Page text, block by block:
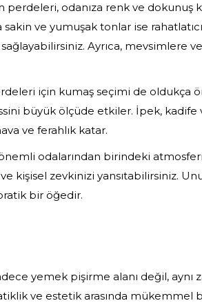
perdeleri, odanıza renk ve
ve yumuşak tonlar ise
sağlayabilirsiniz. Ayrıca,
için kumaş seçimi de oldukça
büyük ölçüde etkiler. İpek,
ve ferahlık katar.
odalarından birindeki
kişisel zevkinizi yansıtabilirsiniz.
bir öğedir.
yemek pişirme alanı değil,
ve estetik arasında